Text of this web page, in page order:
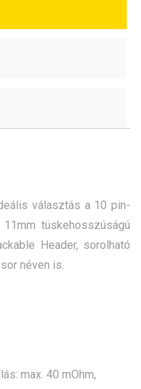
választás a 10 pin-
tüskehosszúságú
Header, sorolható
néven is.
max. 40 mOhm,